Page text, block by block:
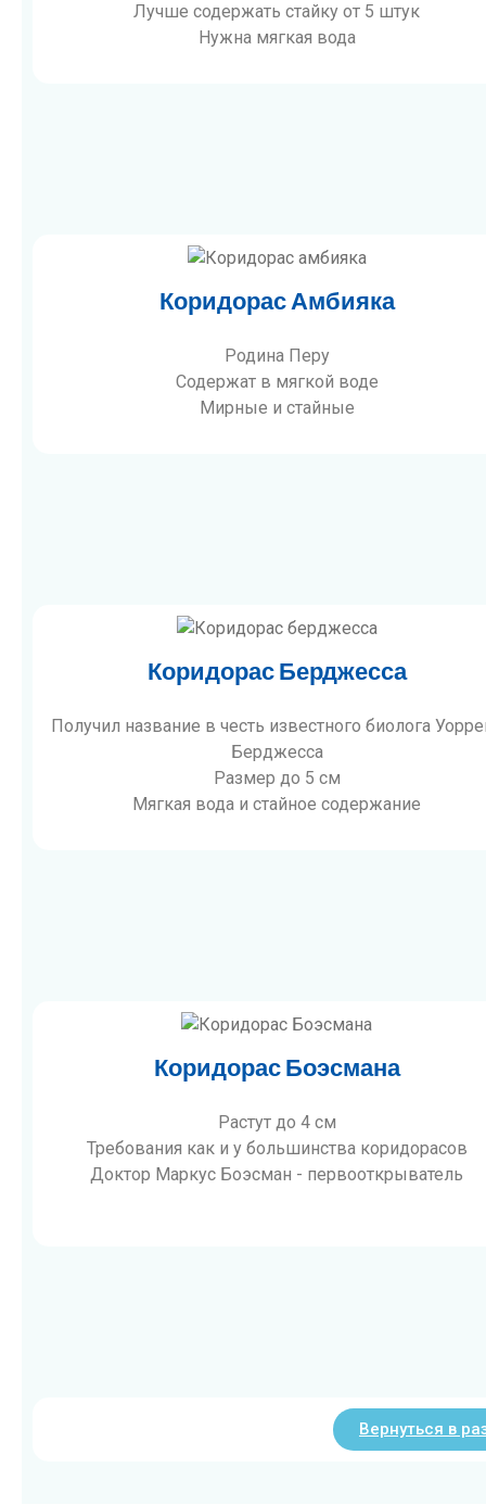
Лучше содержать стайку от 5 штук
Нужна мягкая вода
Коридорас Амбияка
Родина Перу
Содержат в мягкой воде
Мирные и стайные
Коридорас Берджесса
Получил название в честь известного биолога
Берджесса
Размер до 5 см
Мягкая вода и стайное содержание
Коридорас Боэсмана
Растут до 4 см
Требования как и у большинства коридорасов
Доктор Маркус Боэсман - первооткрыватель
Вернуться в